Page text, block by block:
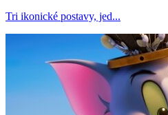
Tri ikonické postavy, jed...